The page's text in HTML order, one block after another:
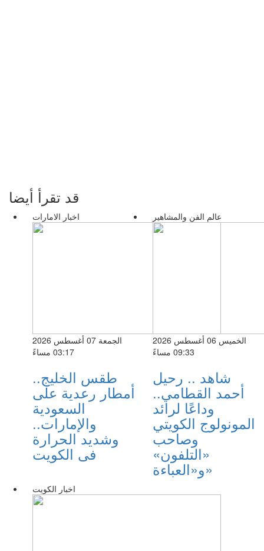
قد تقرأ أيضا
اخبار الامارات
الجمعة 07 أغسطس 2026
03:17 مساءً
طقس الخليج..
أمطار رعدية على
السعودية
والإمارات..
وشديد الحرارة
فى الكويت
عالم الفن والمشاهير
الخميس 06 أغسطس 2026
09:33 مساءً
شاهد .. رحيل
أحمد القطامي..
وداعًا لرائد
المونولوج الكويتي
وصاحب
«التلفون»
و«العباءة»
اخبار الكويت